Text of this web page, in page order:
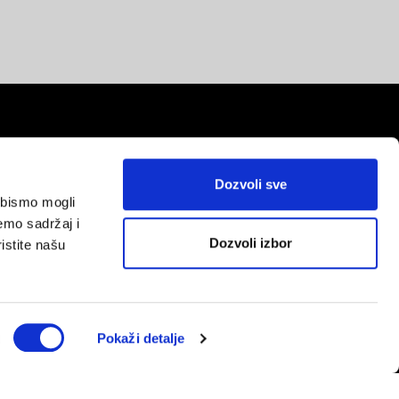
mogli
sadržaj i
našu
Pokaži detalje
Dozvoli sve
Dozvoli izbor